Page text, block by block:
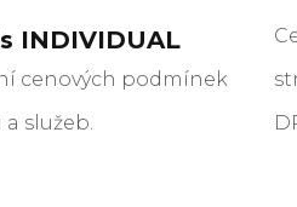
INDIVIDUAL
cenových podmínek
služeb.